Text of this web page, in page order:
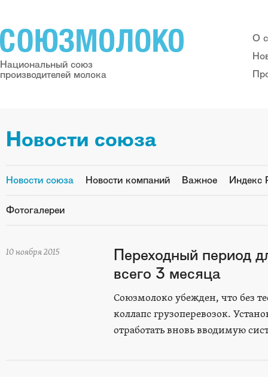
Национальный союз
производителей молока
О
Новости союза
Новости союза Новости компаний Важное Индекс
Фотогалереи
10 ноября 2015
Переходный период
всего 3 месяца
Союзмолоко убежден, что без
коллапс грузоперевозок.
отработать вновь вводимую